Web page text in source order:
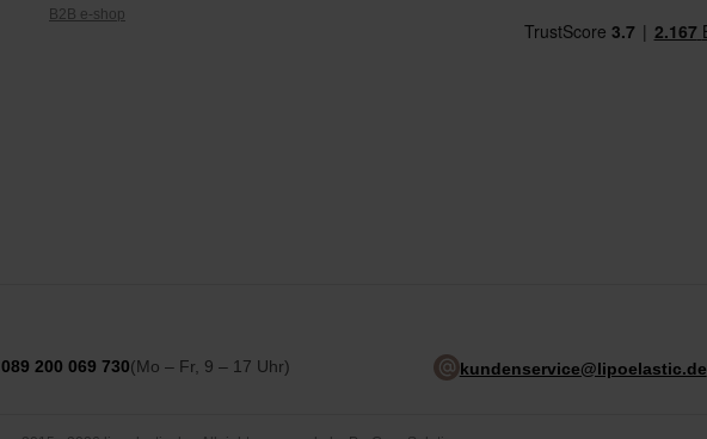
B2B e-shop
089 200 069 730(Mo – Fr, 9 – 17 Uhr) kundenservice@lipoelastic.de